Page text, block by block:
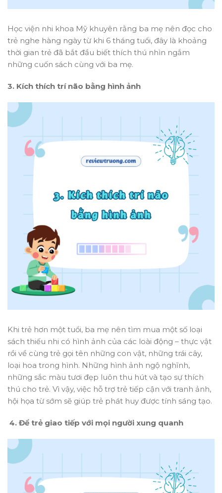
Học viện nhi khoa Mỹ khuyên rằng ba mẹ nên đọc cho
trẻ nghe hàng ngày từ khi 6 tháng tuổi, đây là khoảng
thời gian trẻ đã bắt đầu biết thích thú nhìn ngắm
những cuốn sách cùng với ba mẹ.
3. Kích thích trí não bằng hình ảnh
Khi trẻ hơn một tuổi, ba mẹ nên tìm mua một số loại
sách thiếu nhi có hình ảnh của các loài động – thực vật
rồi về cùng trẻ gọi tên những con vật, những trái cây,
loại hoa trong hình. Những hình ảnh ngộ nghĩnh,
những sắc màu tươi đẹp luôn thu hút và tạo sự thích
thú cho trẻ. Vì vậy, việc hỗ trợ trẻ tiếp cận với tranh ảnh,
hội họa từ sớm sẽ giúp trẻ phát huy được tính sáng tạo.
4. Để trẻ giao tiếp với mọi người xung quanh